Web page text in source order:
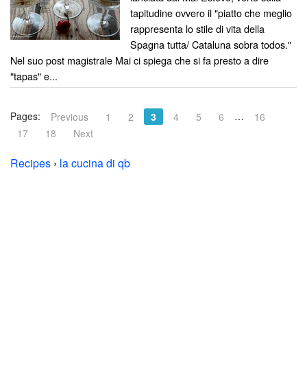
tapitudine ovvero il "piatto che meglio
rappresenta lo stile di vita della
Spagna tutta/ Cataluna sobra todos."
Nel suo post magistrale Mai ci spiega che si fa presto a dire
"tapas" e...
Pages: Previous 1 2 3 4 5 6 …
16
17
18 Next
Recipes › la cucina di qb